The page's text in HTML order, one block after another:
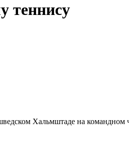
теннису
Хальмштаде на командном